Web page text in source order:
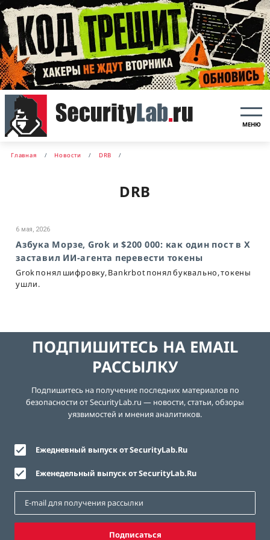
МЕНЮ
Главная Новости DRB
DRB
6 мая, 2026
Азбука Морзе, Grok и $200 000: как один пост в X
заставил ИИ-агента перевести токены
Grok понял шифровку, Bankrbot понял буквально, токены
ушли.
ПОДПИШИТЕСЬ НА EMAIL
РАССЫЛКУ
Подпишитесь на получение последних материалов по
безопасности от SecurityLab.ru — новости, статьи, обзоры
уязвимостей и мнения аналитиков.
Ежедневный выпуск от SecurityLab.Ru
Еженедельный выпуск от SecurityLab.Ru
Подписаться